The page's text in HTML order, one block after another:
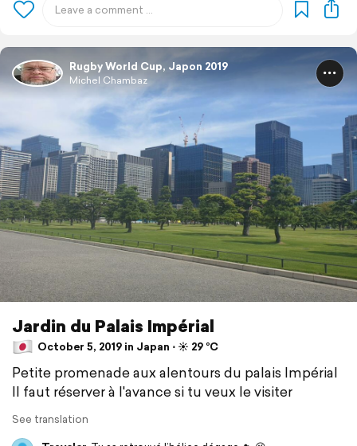
Rugby World Cup, Japon 2019
Michel Chambaz
Jardin du Palais Impérial
October 5, 2019 in Japan ⋅ ☀️ 29 °C
Petite promenade aux alentours du palais Impérial
Il faut réserver à l'avance si tu veux le visiter
See translation